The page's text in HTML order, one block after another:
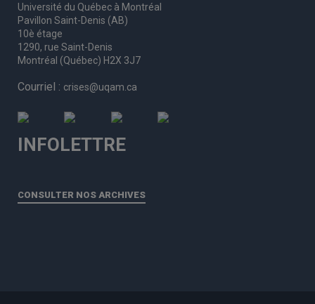
Université du Québec à Montréal
Pavillon Saint-Denis (AB)
10è étage
1290, rue Saint-Denis
Montréal (Québec) H2X 3J7
Courriel : crises@uqam.ca
INFOLETTRE
CONSULTER NOS ARCHIVES